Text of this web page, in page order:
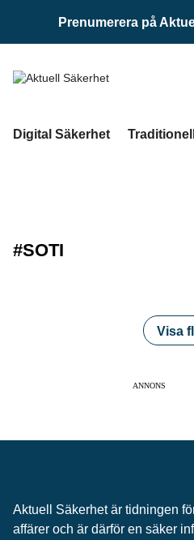
Prenumerera på
Digital Säkerhet
#SOTI
Visa
ANNONS
Aktuell Säkerhet är tidningen
affärer och är därför en säker